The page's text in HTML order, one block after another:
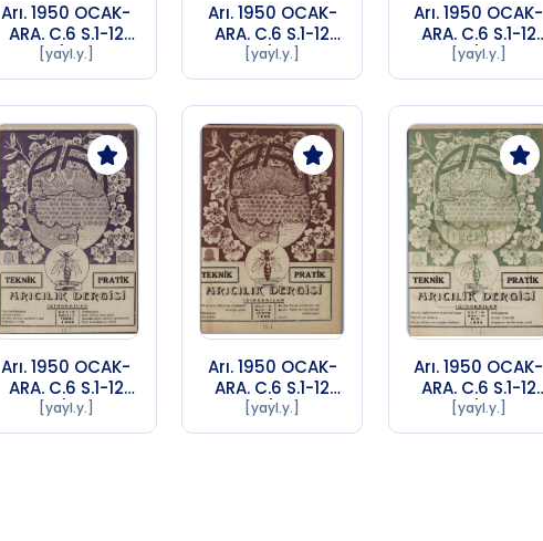
Arı. 1950 OCAK-
ARA. C.6 S.1-12
Sayı 1 (1956 SA
72)
[yayl.y.]
Arı. 1950 OCAK-
ARA. C.6 S.1-12
Sayı 2 (1956 SA
72)
[yayl.y.]
Arı. 1950 OCAK-
ARA. C.6 S.1-12
Sayı 3 (1956 SA
72)
[yayl.y.]
Arı. 1950 OCAK-
ARA. C.6 S.1-12
Sayı 7 (1956 SA
72)
[yayl.y.]
Arı. 1950 OCAK-
ARA. C.6 S.1-12
Sayı 8 (1956 SA
72)
[yayl.y.]
Arı. 1950 OCAK-
ARA. C.6 S.1-12
Sayı 9 (1956 SA
72)
[yayl.y.]